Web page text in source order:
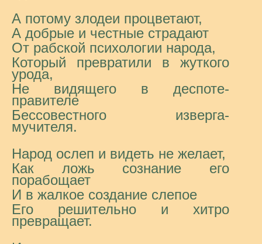
А потому злодеи процветают,
А добрые и честные страдают
От рабской психологии народа,
Который превратили в жуткого
урода,
Не видящего в деспоте-
правителе
Бессовестного изверга-
мучителя.
Народ ослеп и видеть не желает,
Как ложь сознание его
порабощает
И в жалкое создание слепое
Его решительно и хитро
превращает.